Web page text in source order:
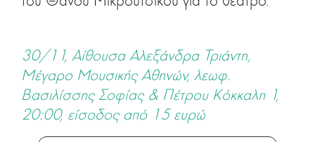
30/11, Αίθουσα Αλεξάνδρα Τριάντη,
Μέγαρο Μουσικής Αθηνών, λεωφ.
Βασιλίσσης Σοφίας & Πέτρου Κόκκαλη 1,
20:00, είσοδος από 15 ευρώ